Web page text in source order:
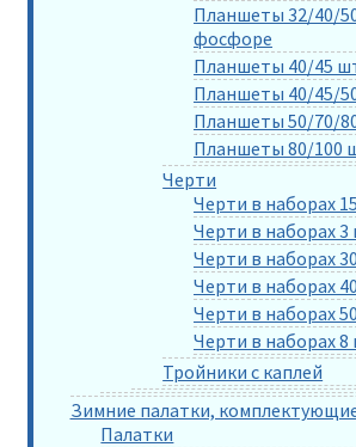
Планшеты 32/40/
фосфоре
Планшеты 40/45
Планшеты 40/45/
Планшеты 50/70/
Планшеты 80/100
Черти
Черти в наборах
Черти в наборах 3
Черти в наборах
Черти в наборах
Черти в наборах
Черти в наборах 8
Тройники с каплей
Зимние палатки,
Палатки